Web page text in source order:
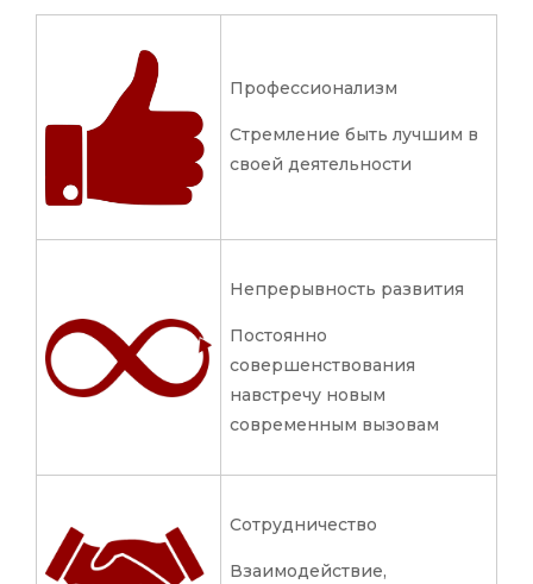
Профессионализм
Стремление быть лучшим в
своей деятельности
Непрерывность развития
Постоянно
совершенствования
навстречу новым
современным вызовам
Сотрудничество
Взаимодействие,